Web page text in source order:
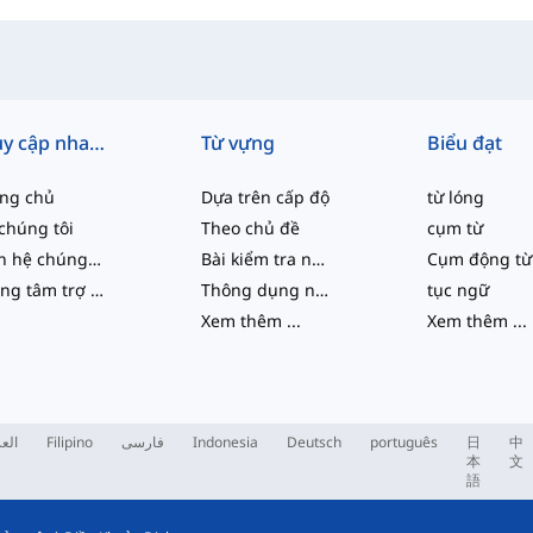
Truy cập nhanh
chủ
tôi
Liên hệ chúng tôi
Trung tâm trợ giúp
Từ vựng
Dựa trên cấp độ
Theo chủ đề
Bài kiểm tra năng lực
Thông dụng nhất
Xem thêm ...
Biểu đạt
từ lóng
cụm từ
Cụm động từ
tục ngữ
Xem thêm ...
Filipino فارسی Indonesia Deutsch português
日
本
語
中
文